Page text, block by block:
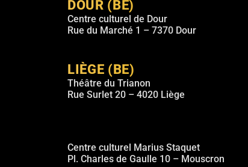
DOUR (BE)
Centre culturel de Dour
Rue du Marché 1 – 7370 Dour
LIÈGE (BE)
Théâtre du Trianon
Rue Surlet 20 – 4020 Liège
Centre culturel Marius Staquet
Pl. Charles de Gaulle 10 – Mouscron